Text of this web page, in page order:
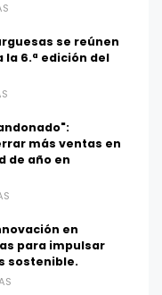
se reúnen
la 6.ª edición del
más ventas en
de año en
en
para impulsar
sostenible.